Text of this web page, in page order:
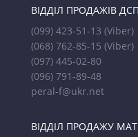
ВІДДІЛ ПРОДАЖІВ
(099) 423-51-13 (Viber)
(068) 762-85-15 (Viber)
(097) 445-02-80
(096) 791-89-48
peral-f@ukr.net
ВІДДІЛ ПРОДАЖУ